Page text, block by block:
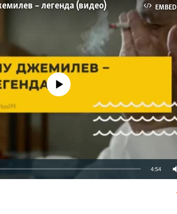
EMBED
– легенда (видео)
media source currently available
4:54